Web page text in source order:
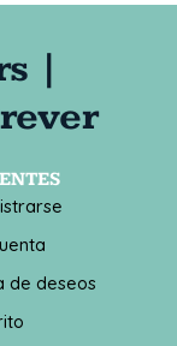
de deseos